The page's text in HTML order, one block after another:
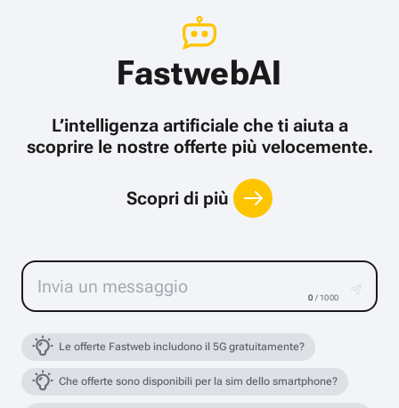
FastwebAI
L’intelligenza artificiale che ti aiuta a
scoprire le nostre offerte più velocemente.
Scopri di più
0 / 1000
Le offerte Fastweb includono il 5G gratuitamente?
Che offerte sono disponibili per la sim dello smartphone?